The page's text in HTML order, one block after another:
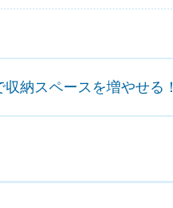
納スペースを増やせる！